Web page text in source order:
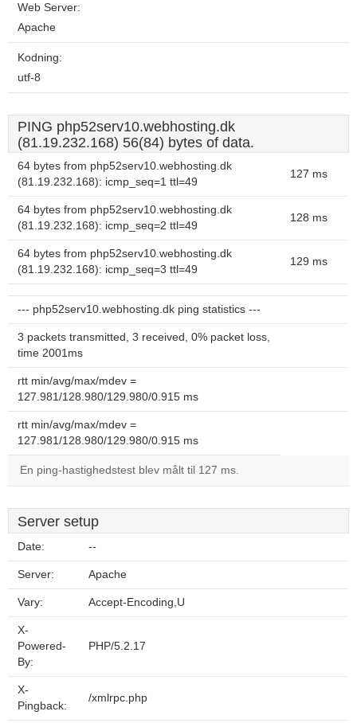
Web Server:
Apache
Kodning:
utf-8
PING php52serv10.webhosting.dk
(81.19.232.168) 56(84) bytes of data.
64 bytes from php52serv10.webhosting.dk
(81.19.232.168): icmp_seq=1 ttl=49
127 ms
64 bytes from php52serv10.webhosting.dk
(81.19.232.168): icmp_seq=2 ttl=49
128 ms
64 bytes from php52serv10.webhosting.dk
(81.19.232.168): icmp_seq=3 ttl=49
129 ms
--- php52serv10.webhosting.dk ping statistics ---
3 packets transmitted, 3 received, 0% packet loss,
time 2001ms
rtt min/avg/max/mdev =
127.981/128.980/129.980/0.915 ms
rtt min/avg/max/mdev =
127.981/128.980/129.980/0.915 ms
En ping-hastighedstest blev målt til 127 ms.
Server setup
Date: --
Server: Apache
Vary: Accept-Encoding,U
X-
Powered-
By:
PHP/5.2.17
X-
Pingback:
/xmlrpc.php